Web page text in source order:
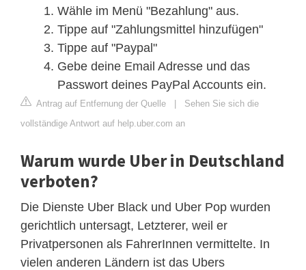
Wähle im Menü "Bezahlung" aus.
Tippe auf "Zahlungsmittel hinzufügen"
Tippe auf "Paypal"
Gebe deine Email Adresse und das
Passwort deines PayPal Accounts ein.
Antrag auf Entfernung der Quelle | Sehen Sie sich die
vollständige Antwort auf help.uber.com an
Warum wurde Uber in Deutschland
verboten?
Die Dienste Uber Black und Uber Pop wurden
gerichtlich untersagt, Letzterer, weil er
Privatpersonen als FahrerInnen vermittelte. In
vielen anderen Ländern ist das Ubers